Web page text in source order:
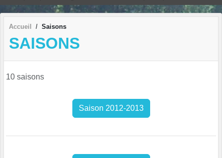
Accueil Saisons
SAISONS
10 saisons
Saison 2012-2013